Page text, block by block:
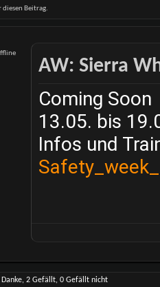
Beitrag.
AW: Sierra
Coming Soon
13.05. bis
Infos und
2 Gefällt, 0 Gefällt nicht